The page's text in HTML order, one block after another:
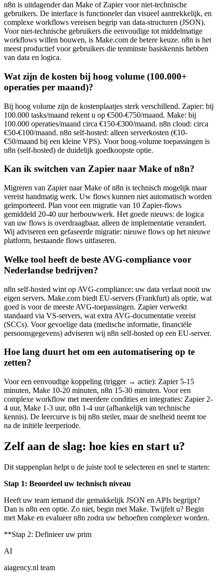
n8n is uitdagender dan Make of Zapier voor niet-technische
gebruikers. De interface is functioneler dan visueel aantrekkelijk, en
complexe workflows vereisen begrip van data-structuren (JSON).
Voor niet-technische gebruikers die eenvoudige tot middelmatige
workflows willen bouwen, is Make.com de betere keuze. n8n is het
meest productief voor gebruikers die tenminste basiskennis hebben
van data en logica.
Wat zijn de kosten bij hoog volume (100.000+
operaties per maand)?
Bij hoog volume zijn de kostenplaatjes sterk verschillend. Zapier: bij
100.000 tasks/maand rekent u op €500-€750/maand. Make: bij
100.000 operaties/maand circa €150-€300/maand. n8n cloud: circa
€50-€100/maand. n8n self-hosted: alleen serverkosten (€10-
€50/maand bij een kleine VPS). Voor hoog-volume toepassingen is
n8n (self-hosted) de duidelijk goedkoopste optie.
Kan ik switchen van Zapier naar Make of n8n?
Migreren van Zapier naar Make of n8n is technisch mogelijk maar
vereist handmatig werk. Uw flows kunnen niet automatisch worden
geïmporteerd. Plan voor een migratie van 10 Zapier-flows
gemiddeld 20-40 uur herbouwwerk. Het goede nieuws: de logica
van uw flows is overdraagbaar, alleen de implementatie verandert.
Wij adviseren een gefaseerde migratie: nieuwe flows op het nieuwe
platform, bestaande flows uitfaseren.
Welke tool heeft de beste AVG-compliance voor
Nederlandse bedrijven?
n8n self-hosted wint op AVG-compliance: uw data verlaat nooit uw
eigen servers. Make.com biedt EU-servers (Frankfurt) als optie, wat
goed is voor de meeste AVG-toepassingen. Zapier verwerkt
standaard via VS-servers, wat extra AVG-documentatie vereist
(SCCs). Voor gevoelige data (medische informatie, financiële
persoonsgegevens) adviseren wij n8n self-hosted op een EU-server.
Hoe lang duurt het om een automatisering op te
zetten?
Voor een eenvoudige koppeling (trigger → actie): Zapier 5-15
minuten, Make 10-20 minuten, n8n 15-30 minuten. Voor een
complexe workflow met meerdere condities en integraties: Zapier 2-
4 uur, Make 1-3 uur, n8n 1-4 uur (afhankelijk van technische
kennis). De leercurve is bij n8n steiler, maar de snelheid neemt toe
na de initiële leerperiode.
Zelf aan de slag: hoe kies en start u?
Dit stappenplan helpt u de juiste tool te selecteren en snel te starten:
Stap 1: Beoordeel uw technisch niveau
Heeft uw team iemand die gemakkelijk JSON en APIs begrijpt?
Dan is n8n een optie. Zo niet, begin met Make. Twijfelt u? Begin
met Make en evalueer n8n zodra uw behoeften complexer worden.
**Stap 2: Definieer uw prim
AI
aiagency.nl team